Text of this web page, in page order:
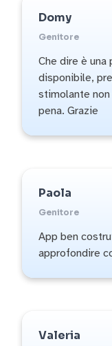
Domy
Genitore
Che dire è
disponibile,
stimolante
pena. Grazie
Paola
Genitore
App ben
approfondire
Valeria